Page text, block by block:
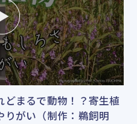
どまるで動物！？寄生植
がい（制作：鵜飼明